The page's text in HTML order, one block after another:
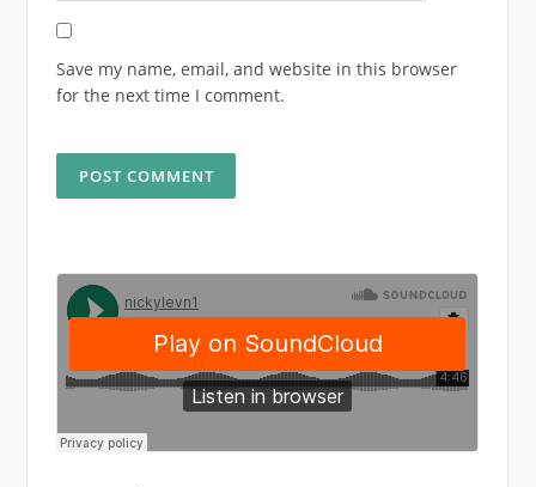
Save my name, email, and website in this browser
for the next time I comment.